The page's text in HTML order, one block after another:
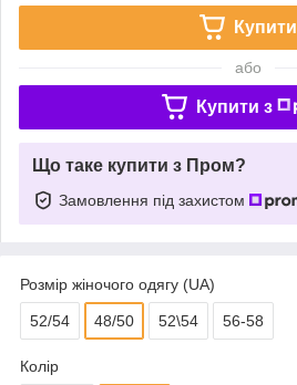
Купити
або
Купити з
Що таке купити з Пром?
Замовлення під захистом
Розмір жіночого одягу (UA)
52/54 48/50 52\54 56-58
Колір